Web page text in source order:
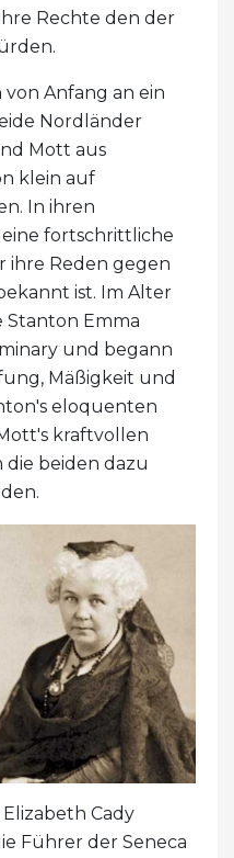
Rechte den der
Anfang an ein
Nordländer
Mott aus
klein auf
In ihren
fortschrittliche
ihre Reden gegen
ist. Im Alter
Stanton Emma
und begann
Mäßigkeit und
eloquenten
kraftvollen
beiden dazu
Cady
Führer der Seneca